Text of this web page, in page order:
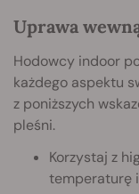
Uprawa
Hodowcy indoor
każdego aspektu
z poniższych
pleśni.
Korzystaj z
temperaturę